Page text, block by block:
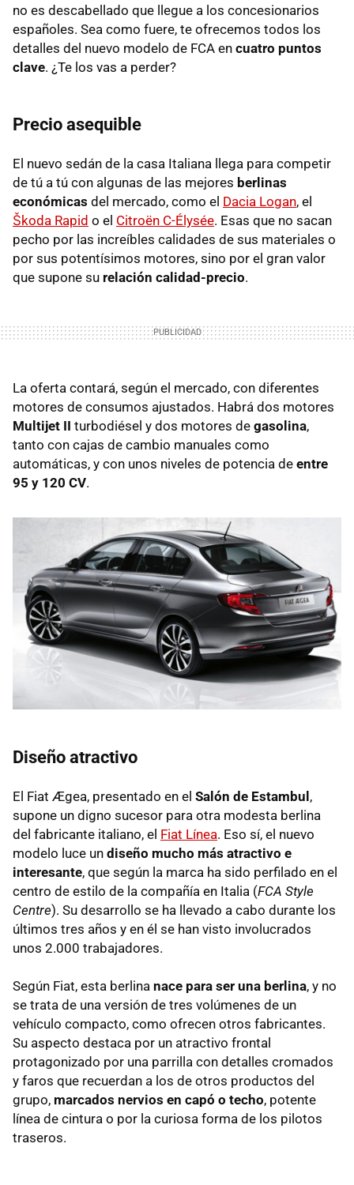
no es descabellado que llegue a los concesionarios
españoles. Sea como fuere, te ofrecemos todos los
detalles del nuevo modelo de FCA en cuatro puntos
clave. ¿Te los vas a perder?
Precio asequible
El nuevo sedán de la casa Italiana llega para competir
de tú a tú con algunas de las mejores berlinas
económicas del mercado, como el Dacia Logan, el
Škoda Rapid o el Citroën C-Élysée. Esas que no sacan
pecho por las increíbles calidades de sus materiales o
por sus potentísimos motores, sino por el gran valor
que supone su relación calidad-precio.
La oferta contará, según el mercado, con diferentes
motores de consumos ajustados. Habrá dos motores
Multijet II turbodiésel y dos motores de gasolina,
tanto con cajas de cambio manuales como
automáticas, y con unos niveles de potencia de entre
95 y 120 CV.
Diseño atractivo
El Fiat Ægea, presentado en el Salón de Estambul,
supone un digno sucesor para otra modesta berlina
del fabricante italiano, el Fiat Línea. Eso sí, el nuevo
modelo luce un diseño mucho más atractivo e
interesante, que según la marca ha sido perfilado en el
centro de estilo de la compañía en Italia (FCA Style
Centre). Su desarrollo se ha llevado a cabo durante los
últimos tres años y en él se han visto involucrados
unos 2.000 trabajadores.
Según Fiat, esta berlina nace para ser una berlina, y no
se trata de una versión de tres volúmenes de un
vehículo compacto, como ofrecen otros fabricantes.
Su aspecto destaca por un atractivo frontal
protagonizado por una parrilla con detalles cromados
y faros que recuerdan a los de otros productos del
grupo, marcados nervios en capó o techo, potente
línea de cintura o por la curiosa forma de los pilotos
traseros.